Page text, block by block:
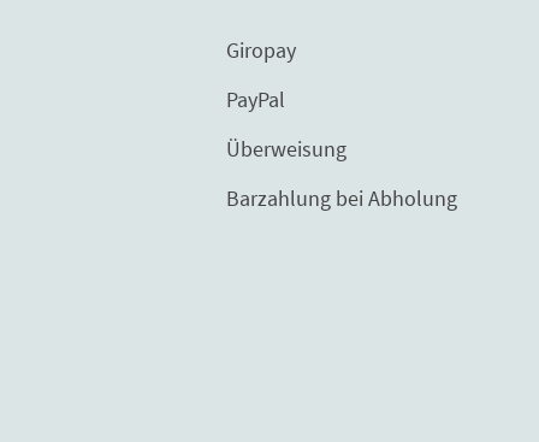
Giropay
PayPal
Überweisung
Barzahlung bei Abholung